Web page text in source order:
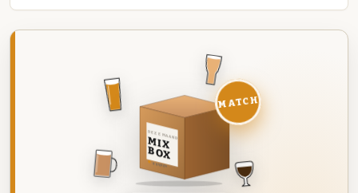
DEZE MAAND
MIX
BOX
8 BIEREN
MATCH